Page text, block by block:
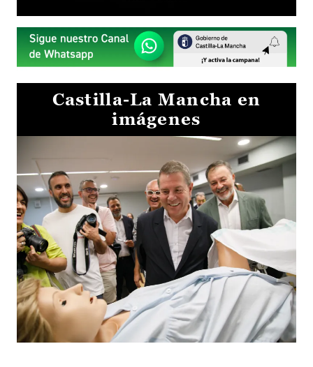
Castilla-La Mancha en
imágenes